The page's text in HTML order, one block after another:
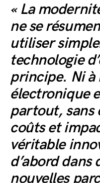
« La
ne se
utiliser
technologie
principe. Ni à
électronique
partout, sans
coûts et
véritable
d’abord dans
nouvelles